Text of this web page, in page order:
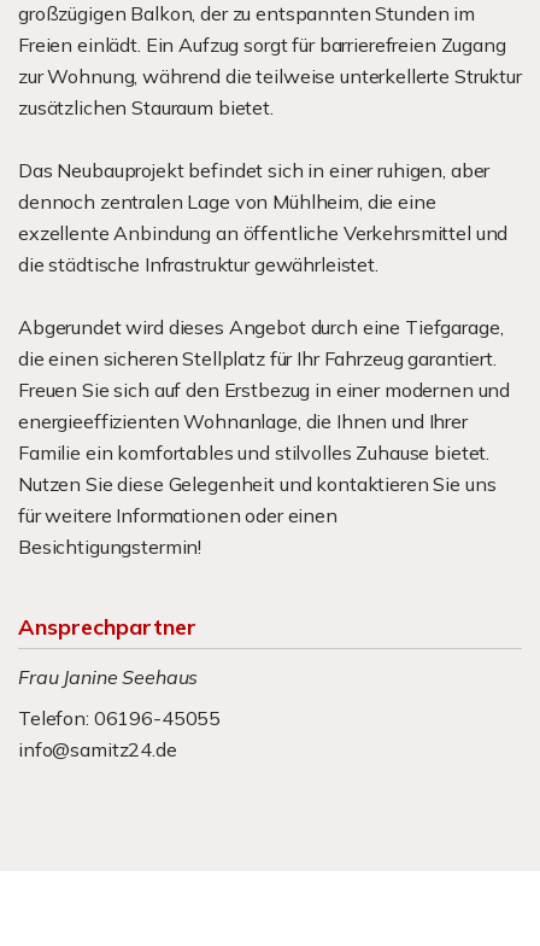
großzügigen Balkon, der zu entspannten Stunden im
Freien einlädt. Ein Aufzug sorgt für barrierefreien Zugang
zur Wohnung, während die teilweise unterkellerte Struktur
zusätzlichen Stauraum bietet.
Das Neubauprojekt befindet sich in einer ruhigen, aber
dennoch zentralen Lage von Mühlheim, die eine
exzellente Anbindung an öffentliche Verkehrsmittel und
die städtische Infrastruktur gewährleistet.
Abgerundet wird dieses Angebot durch eine Tiefgarage,
die einen sicheren Stellplatz für Ihr Fahrzeug garantiert.
Freuen Sie sich auf den Erstbezug in einer modernen und
energieeffizienten Wohnanlage, die Ihnen und Ihrer
Familie ein komfortables und stilvolles Zuhause bietet.
Nutzen Sie diese Gelegenheit und kontaktieren Sie uns
für weitere Informationen oder einen
Besichtigungstermin!
Ansprechpartner
Frau Janine Seehaus
Telefon: 06196-45055
info@samitz24.de